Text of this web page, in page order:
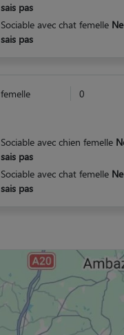
sais pas
Sociable avec chat femelle Ne
sais pas
femelle 0
Sociable avec chien femelle
sais pas
Sociable avec chat femelle Ne
sais pas